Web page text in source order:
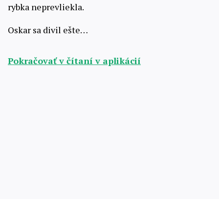
rybka neprevliekla.
Oskar sa divil ešte…
Pokračovať v čítaní v aplikácií